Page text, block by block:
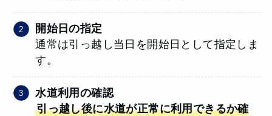
開始日の指定
通常は引っ越し当日を開始日として指定しま
す。
水道利用の確認
引っ越し後に水道が正常に利用できるか確